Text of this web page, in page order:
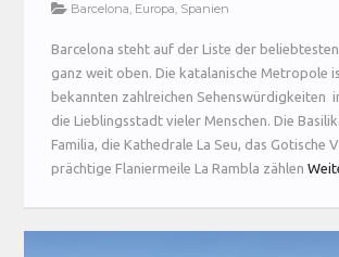
Barcelona, Europa, Spanien
Barcelona steht auf der Liste der beliebtesten
ganz weit oben. Die katalanische Metropole
bekannten zahlreichen Sehenswürdigkeiten
die Lieblingsstadt vieler Menschen. Die
Familia, die Kathedrale La Seu, das Gotische
prächtige Flaniermeile La Rambla zählen